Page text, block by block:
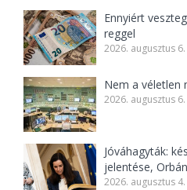
Ennyiért
reggel
2026. augusztus
Nem a véletlen
2026. augusztus 6.
Jóváhagyták:
jelentése,
2026. augusztus